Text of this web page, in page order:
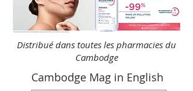
Distribué dans toutes les pharmacies du
Cambodge
Cambodge Mag in English